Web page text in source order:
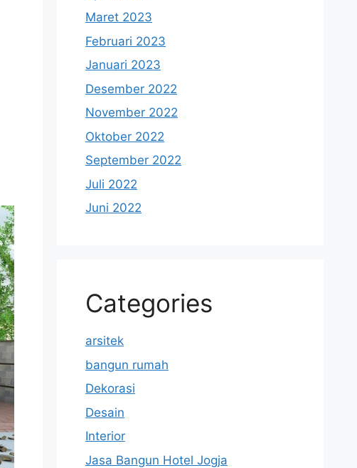
Maret 2023
Februari 2023
Januari 2023
Desember 2022
November 2022
Oktober 2022
September 2022
Juli 2022
Juni 2022
Categories
arsitek
bangun rumah
Dekorasi
Desain
Interior
Jasa Bangun Hotel Jogja